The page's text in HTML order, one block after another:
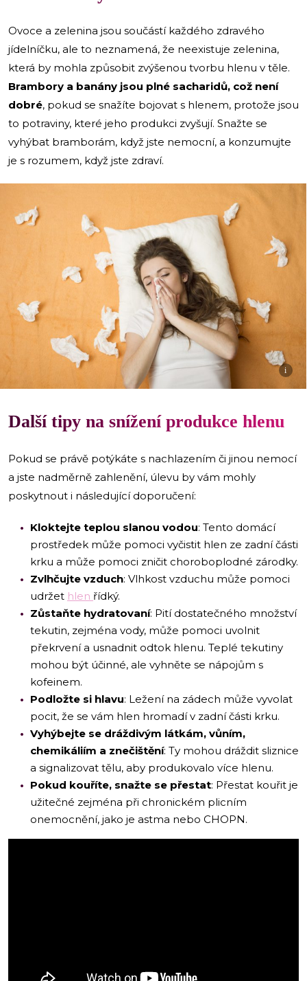
Ovoce a zelenina jsou součástí každého zdravého
jídelníčku, ale to neznamená, že neexistuje zelenina,
která by mohla způsobit zvýšenou tvorbu hlenu v těle.
Brambory a banány jsou plné sacharidů, což není
dobré, pokud se snažíte bojovat s hlenem, protože jsou
to potraviny, které jeho produkci zvyšují. Snažte se
vyhýbat bramborám, když jste nemocní, a konzumujte
je s rozumem, když jste zdraví.
i
Další tipy na snížení produkce hlenu
Pokud se právě potýkáte s nachlazením či jinou nemocí
a jste nadměrně zahlenění, úlevu by vám mohly
poskytnout i následující doporučení:
Kloktejte teplou slanou vodou: Tento domácí
prostředek může pomoci vyčistit hlen ze zadní části
krku a může pomoci zničit choroboplodné zárodky.
Zvlhčujte vzduch: Vlhkost vzduchu může pomoci
udržet hlen řídký.
Zůstaňte hydratovaní: Pití dostatečného množství
tekutin, zejména vody, může pomoci uvolnit
překrvení a usnadnit odtok hlenu. Teplé tekutiny
mohou být účinné, ale vyhněte se nápojům s
kofeinem.
Podložte si hlavu: Ležení na zádech může vyvolat
pocit, že se vám hlen hromadí v zadní části krku.
Vyhýbejte se dráždivým látkám, vůním,
chemikáliím a znečištění: Ty mohou dráždit sliznice
a signalizovat tělu, aby produkovalo více hlenu.
Pokud kouříte, snažte se přestat: Přestat kouřit je
užitečné zejména při chronickém plicním
onemocnění, jako je astma nebo CHOPN.